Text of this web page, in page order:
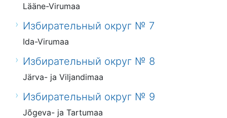
Lääne-Virumaa
Избирательный округ № 7
Ida-Virumaa
Избирательный округ № 8
Järva- ja Viljandimaa
Избирательный округ № 9
Jõgeva- ja Tartumaa